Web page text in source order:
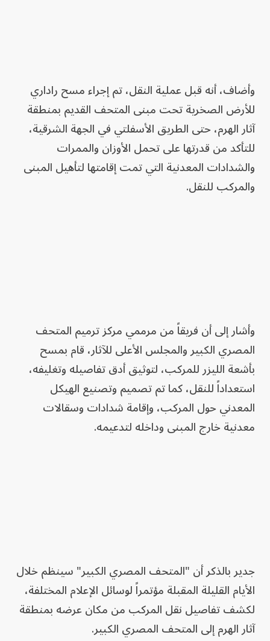
وأضاف، أنه قبل عملية النقل، تم إجراء مسح راداري
للأرض الصخرية تحت مبنى المتحف القديم بمنطقة
آثار الهرم، حتى الطريق الأسفلتي في الجهة الشرقية،
للتأكد من قدرتها على تحمل الأوزان والممرات
والشدادات المعدنية التي تمت إقامتها لتأهيل المبنى
والمركب للنقل.
وأشار إلى أن فريقاً من مرممي مركز ترميم المتحف
المصري الكبير والمجلس الأعلى للآثار، قام بمسح
بأشعة الليزر للمركب، لتوثيق أدق تفاصيله وتغليفه،
استعداداً للنقل، كما تم تصميم وتصنيع الهيكل
المعدني حول المركب، وإقامة شدادات وسقالات
معدنية خارج المبنى وداخله لتدعيمه.
جدير بالذكر أن "المتحف المصري الكبير" سينظم خلال
الأيام القليلة المقبلة مؤتمراً لوسائل الإعلام المختلفة،
لكشف تفاصيل نقل المركب من مكان عرضه بمنطقة
آثار الهرم إلى المتحف المصري الكبير.